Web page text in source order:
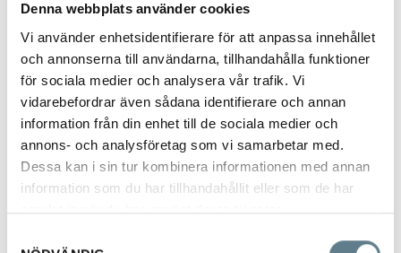
Denna webbplats använder cookies
Vi använder enhetsidentifierare för att anpassa innehållet
och annonserna till användarna, tillhandahålla funktioner
för sociala medier och analysera vår trafik. Vi
vidarebefordrar även sådana identifierare och annan
information från din enhet till de sociala medier och
annons- och analysföretag som vi samarbetar med.
Dessa kan i sin tur kombinera informationen med annan
information som du har tillhandahållit eller som de har
samlat in när du har använt deras tjänster.
Skohorn 58 cm
Beskrivning